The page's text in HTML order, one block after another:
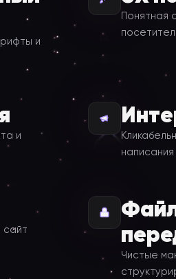
и
Понятная
и
написания
сайт
Чистые